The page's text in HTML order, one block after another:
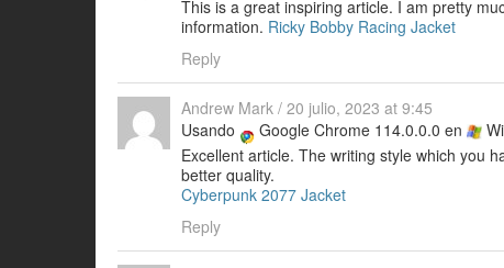
This is a great inspiring article. I am pretty
information. Ricky Bobby Racing Jacket
Reply
Andrew Mark / 20 julio, 2023 at 9:45
Usando
Google Chrome 114.0.0.0 en
Excellent article. The writing style which you
better quality.
Cyberpunk 2077 Jacket
Reply